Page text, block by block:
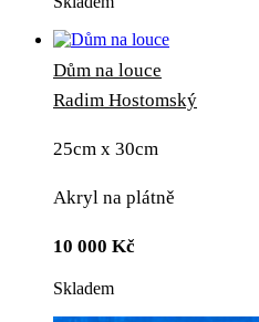
Dům na louce
Radim Hostomský
25cm x 30cm
Akryl na plátně
10 000 Kč
Skladem